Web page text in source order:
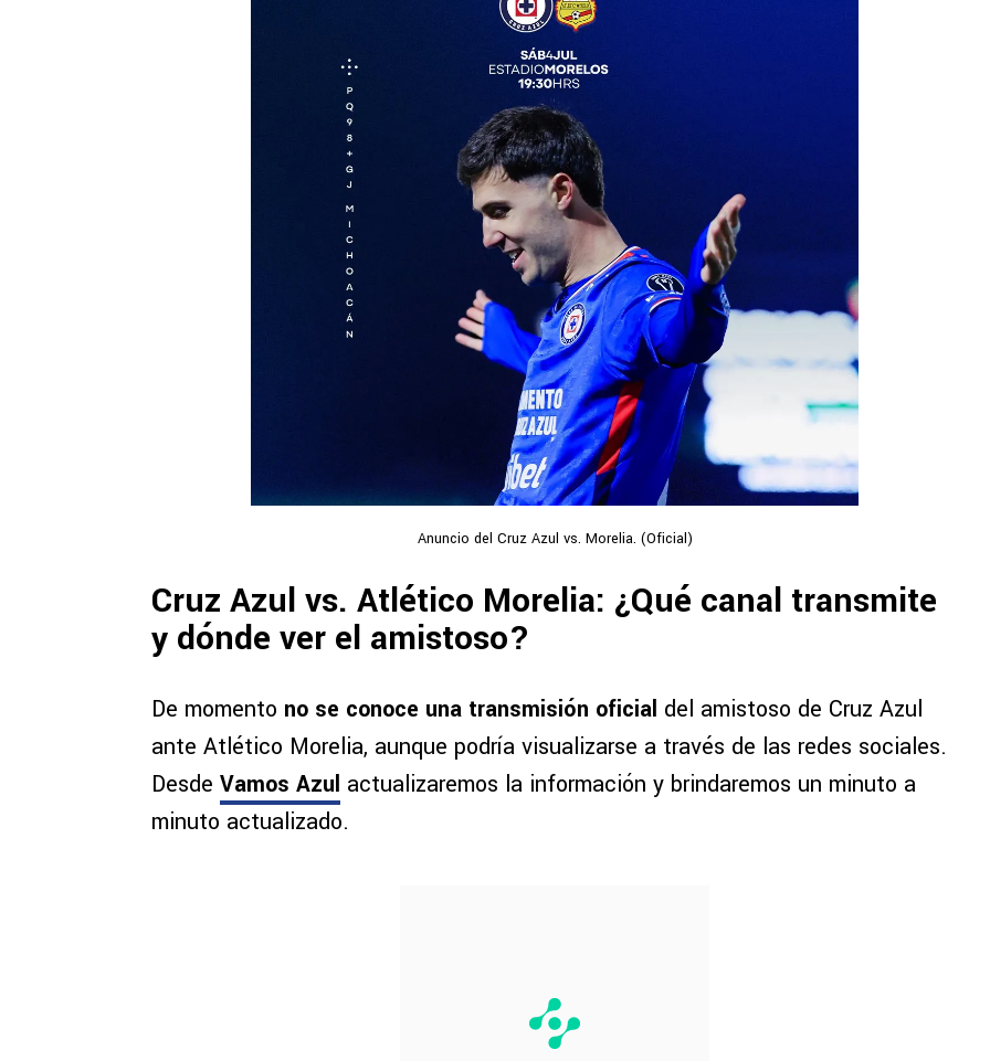
Anuncio del Cruz Azul vs. Morelia. (Oficial)
Cruz Azul vs. Atlético Morelia: ¿Qué canal transmite
y dónde ver el amistoso?
De momento no se conoce una transmisión oficial del amistoso de Cruz Azul
ante Atlético Morelia, aunque podría visualizarse a través de las redes sociales.
Desde Vamos Azul actualizaremos la información y brindaremos un minuto a
minuto actualizado.